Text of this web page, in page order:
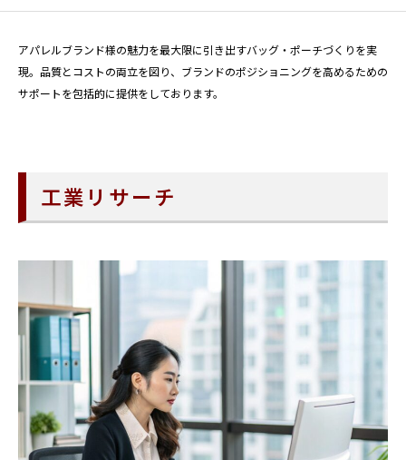
アパレルブランド様の魅力を最大限に引き出すバッグ・ポーチづくりを実
現。品質とコストの両立を図り、ブランドのポジショニングを高めるための
サポートを包括的に提供をしております。
工業リサーチ